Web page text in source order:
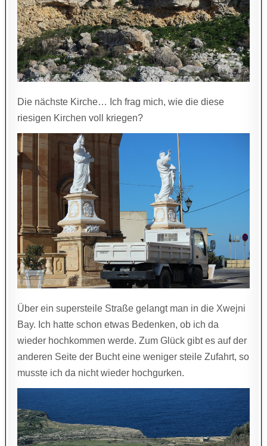
Die nächste Kirche… Ich frag mich, wie die diese
riesigen Kirchen voll kriegen?
Über ein supersteile Straße gelangt man in die Xwejni
Bay. Ich hatte schon etwas Bedenken, ob ich da
wieder hochkommen werde. Zum Glück gibt es auf der
anderen Seite der Bucht eine weniger steile Zufahrt, so
musste ich da nicht wieder hochgurken.